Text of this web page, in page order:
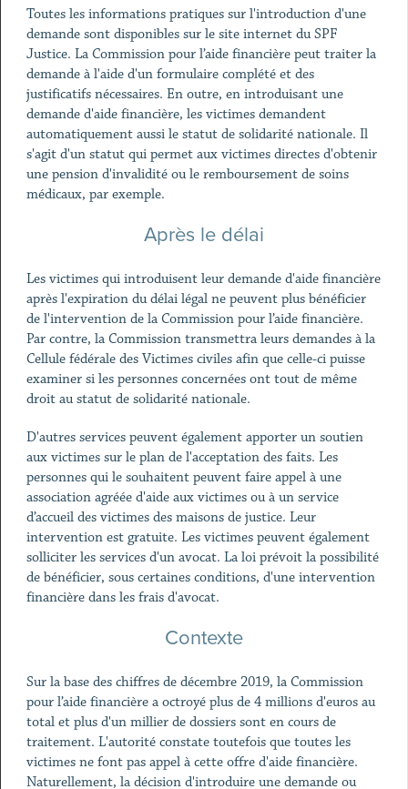
Toutes les informations pratiques sur l'introduction d'une
demande sont disponibles sur le site internet du SPF
Justice. La Commission pour l’aide financière peut traiter la
demande à l'aide d'un formulaire complété et des
justificatifs nécessaires. En outre, en introduisant une
demande d'aide financière, les victimes demandent
automatiquement aussi le statut de solidarité nationale. Il
s'agit d'un statut qui permet aux victimes directes d'obtenir
une pension d'invalidité ou le remboursement de soins
médicaux, par exemple.
Après le délai
Les victimes qui introduisent leur demande d'aide financière
après l'expiration du délai légal ne peuvent plus bénéficier
de l'intervention de la Commission pour l’aide financière.
Par contre, la Commission transmettra leurs demandes à la
Cellule fédérale des Victimes civiles afin que celle-ci puisse
examiner si les personnes concernées ont tout de même
droit au statut de solidarité nationale.
D'autres services peuvent également apporter un soutien
aux victimes sur le plan de l'acceptation des faits. Les
personnes qui le souhaitent peuvent faire appel à une
association agréée d'aide aux victimes ou à un service
d’accueil des victimes des maisons de justice. Leur
intervention est gratuite. Les victimes peuvent également
solliciter les services d'un avocat. La loi prévoit la possibilité
de bénéficier, sous certaines conditions, d'une intervention
financière dans les frais d'avocat.
Contexte
Sur la base des chiffres de décembre 2019, la Commission
pour l’aide financière a octroyé plus de 4 millions d'euros au
total et plus d'un millier de dossiers sont en cours de
traitement. L'autorité constate toutefois que toutes les
victimes ne font pas appel à cette offre d'aide financière.
Naturellement, la décision d'introduire une demande ou